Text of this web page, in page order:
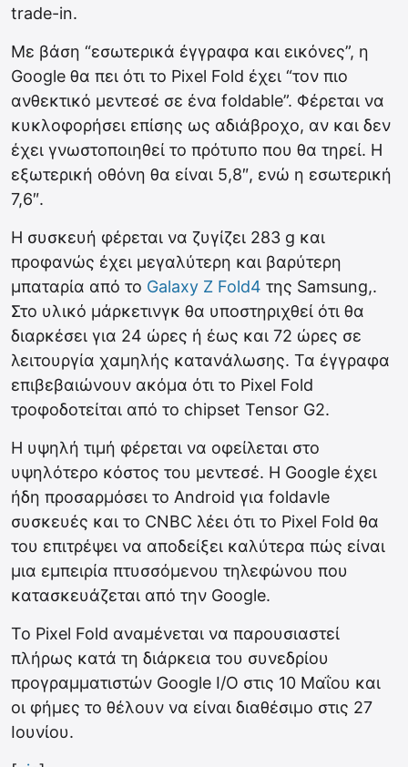
trade-in.
Με βάση “εσωτερικά έγγραφα και εικόνες”, η
Google θα πει ότι το Pixel Fold έχει “τoν πιο
ανθεκτικό μεντεσέ σε ένα foldable”. Φέρεται να
κυκλοφορήσει επίσης ως αδιάβροχο, αν και δεν
έχει γνωστοποιηθεί το πρότυπο που θα τηρεί. Η
εξωτερική οθόνη θα είναι 5,8″, ενώ η εσωτερική
7,6″.
Η συσκευή φέρεται να ζυγίζει 283 g και
προφανώς έχει μεγαλύτερη και βαρύτερη
μπαταρία από το Galaxy Z Fold4 της Samsung,.
Στο υλικό μάρκετινγκ θα υποστηριχθεί ότι θα
διαρκέσει για 24 ώρες ή έως και 72 ώρες σε
λειτουργία χαμηλής κατανάλωσης. Τα έγγραφα
επιβεβαιώνουν ακόμα ότι το Pixel Fold
τροφοδοτείται από το chipset Tensor G2.
Η υψηλή τιμή φέρεται να οφείλεται στο
υψηλότερο κόστος του μεντεσέ. Η Google έχει
ήδη προσαρμόσει το Android για foldavle
συσκευές και το CNBC λέει ότι το Pixel Fold θα
του επιτρέψει να αποδείξει καλύτερα πώς είναι
μια εμπειρία πτυσσόμενου τηλεφώνου που
κατασκευάζεται από την Google.
Το Pixel Fold αναμένεται να παρουσιαστεί
πλήρως κατά τη διάρκεια του συνεδρίου
προγραμματιστών Google I/O στις 10 Μαΐου και
οι φήμες το θέλουν να είναι διαθέσιμο στις 27
Ιουνίου.